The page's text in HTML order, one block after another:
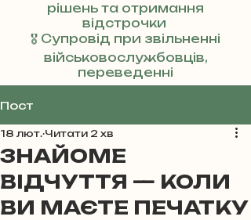
рішень та отримання
відстрочки
🎖 Супровід при звільненні
військовослужбовців,
переведенні
Реклама
Пост
ЗНАЙОМЕ
ВІДЧУТТЯ — КОЛИ
ВИ МАЄТЕ ПЕЧАТКУ
18 лют. Читати 2 хв